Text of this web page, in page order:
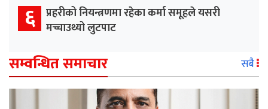
६ प्रहरीको नियन्त्रणमा रहेका कर्मा समूहले यसरी
मच्चाउथ्यो लुटपाट
सम्वन्धित समाचार सबै